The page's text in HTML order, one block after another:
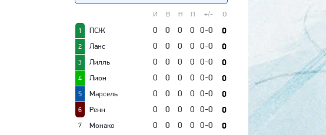
И В Н П +/-
О
1
ПСЖ 0 0 0 0 0-0 0
2 Ланс 0 0 0 0 0-0 0
3 Лилль 0 0 0 0 0-0 0
4 Лион 0 0 0 0 0-0 0
5 Марсель 0 0 0 0 0-0 0
6 Ренн 0 0 0 0 0-0 0
7 Монако 0 0 0 0 0-0 0